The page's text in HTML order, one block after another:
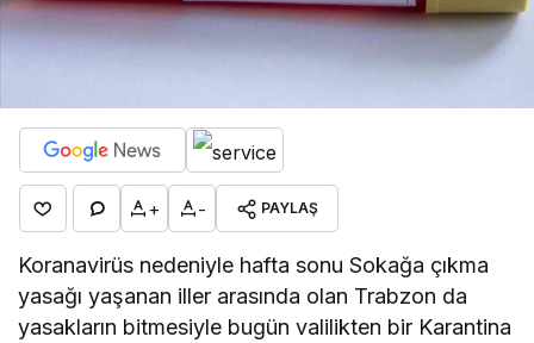
+ - PAYLAŞ
Koranavirüs nedeniyle hafta sonu Sokağa çıkma
yasağı yaşanan iller arasında olan Trabzon da
yasakların bitmesiyle bugün valilikten bir Karantina